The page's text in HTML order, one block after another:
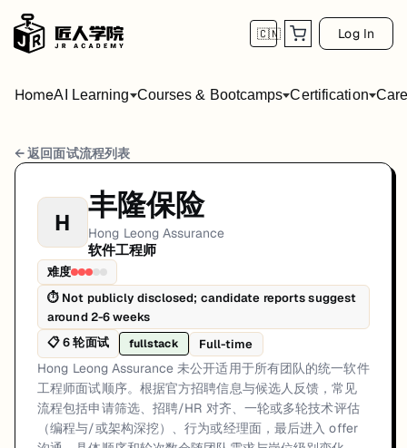
🇨🇳 Log In
HomeAI Learning Courses & Bootcamps Certification
Hong Leong Assurance 软件工程师 面试流程
岗位方向: fullstack
Hong Leong Assurance 未公开适用于所有团队的统一软件工程师面
Hong Leong Assurance的软件工程师面试共6轮，以下是每轮面试的详
第1轮 (Varies): 候选人通常通过官方招聘渠道申请。第一关是简
面试亮点: Interview sequencing is team-dependent rather than a
标签: Malaysia, Hong Leong Assurance, software-engineer, interview
← 返回面试流程列表
H 丰隆保险
Hong Leong Assurance
软件工程师
难度
⏱ Not publicly disclosed; candidate reports suggest
around 2-6 weeks
📋6轮面试 fullstack Full-time
Hong Leong Assurance 未公开适用于所有团队的统一软件
工程师面试顺序。根据官方招聘信息与候选人反馈，常见
流程包括申请筛选、招聘/HR 对齐、一轮或多轮技术评估
（编程与/或架构深挖）、行为或经理面，最后进入 offer